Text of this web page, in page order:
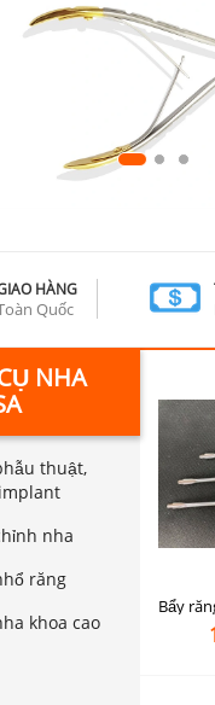
HÀNG
Quốc
NHA
thuật,
nha
răng
khoa cao